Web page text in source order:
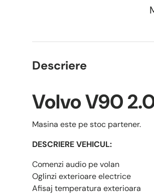
Descriere
Volvo V90
Masina este pe stoc partener.
DESCRIERE VEHICUL:
Comenzi audio pe volan
Oglinzi exterioare electrice
Afisaj temperatura exterioara